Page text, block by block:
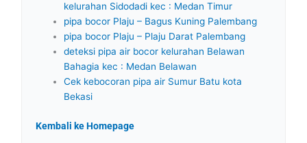
kelurahan Sidodadi kec : Medan Timur
pipa bocor Plaju – Bagus Kuning Palembang
pipa bocor Plaju – Plaju Darat Palembang
deteksi pipa air bocor kelurahan Belawan
Bahagia kec : Medan Belawan
Cek kebocoran pipa air Sumur Batu kota
Bekasi
Kembali ke Homepage